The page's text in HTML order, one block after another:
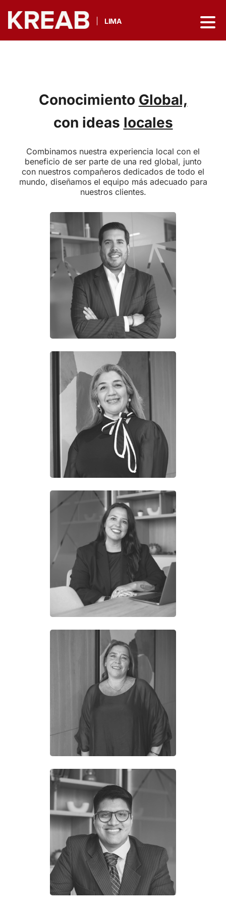
LIMA
Conocimiento Global,
con ideas locales
Combinamos nuestra experiencia local con el
beneficio de ser parte de una red global, junto
con nuestros compañeros dedicados de todo el
mundo, diseñamos el equipo más adecuado para
nuestros clientes.